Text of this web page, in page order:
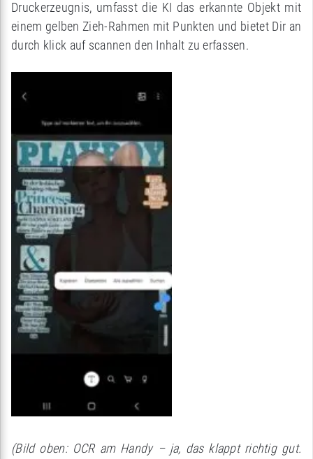
Druckerzeugnis, umfasst die KI das erkannte Objekt mit
einem gelben Zieh-Rahmen mit Punkten und bietet Dir an
durch klick auf scannen den Inhalt zu erfassen.
(Bild oben: OCR am Handy – ja, das klappt richtig gut.